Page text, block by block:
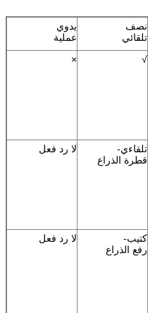
نصف
تلقائي
يدوي
عملية
√
×
تلقاءي-
قطرة الذراع
لا رد فعل
كتيب-
رفع الذراع
لا رد فعل